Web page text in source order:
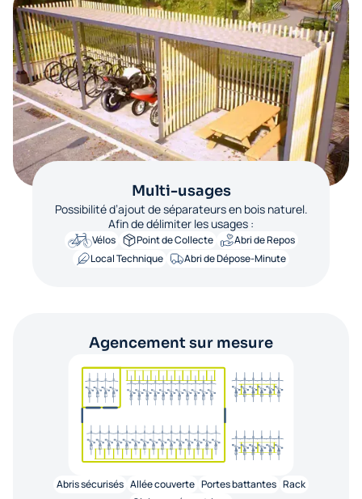
Multi-usages
Possibilité d’ajout de séparateurs en bois naturel.
Afin de délimiter les usages :
Vélos Point de Collecte
Abri de Repos
Local Technique
Abri de Dépose-Minute
Agencement sur mesure
Abris sécurisés Allée couverte Portes battantes Rack